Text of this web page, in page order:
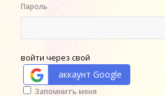
Пароль
войти через свой
аккаунт Google
Alternative:
Запомнить меня